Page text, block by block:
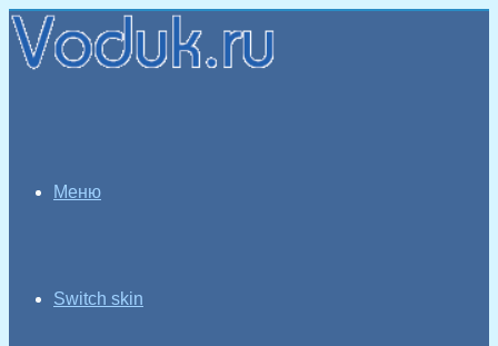
Меню
Switch skin